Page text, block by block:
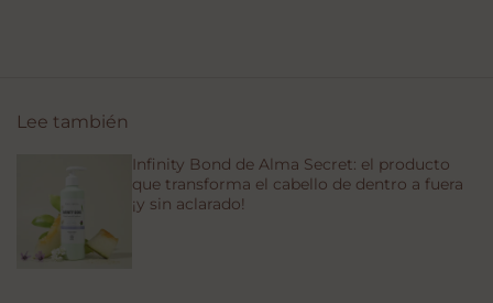
Lee también
Infinity Bond de Alma Secret: el producto
que transforma el cabello de dentro a fuera
¡y sin aclarado!